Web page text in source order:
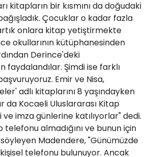
kitapların bir kısmını da doğudaki
Çocuklar o kadar fazla
onlara kitap yetiştirmekte
okullarının kütüphanesinden
Derince'deki
faydalandılar. Şimdi ise farklı
Emir ve Nisa,
adlı kitaplarını 8 yaşındayken
da Kocaeli Uluslararası Kitap
ve imza günlerine katılıyorlar" dedi.
almadığını ve bunun için
Madendere, "Günümüzde
telefonu bulunuyor. Ancak